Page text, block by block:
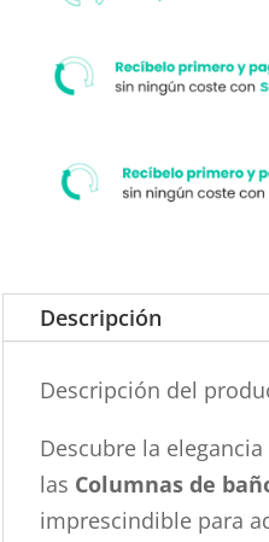
Descripción
Descripción del
Descubre la
las Columnas de
imprescindible para